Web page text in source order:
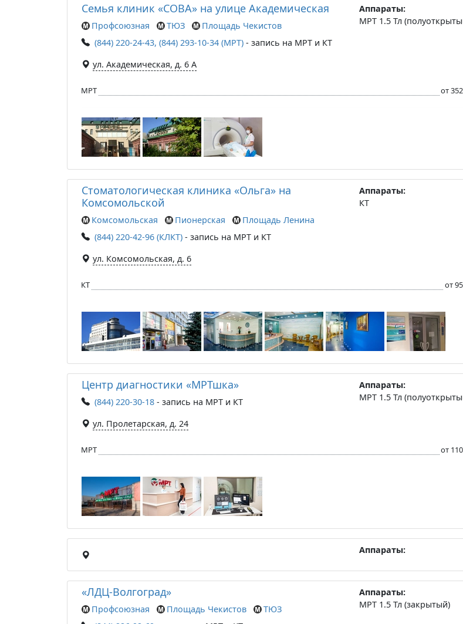
Семья клиник «СОВА» на улице Академическая
Профсоюзная ТЮЗ
Площадь Чекистов
(844) 220-24-43, (844) 293-10-34 (МРТ) - запись на МРТ и КТ
ул. Академическая, д. 6 А
Аппараты:
МРТ 1.5 Тл
МРТ от
Стоматологическая клиника «Ольга» на
Комсомольской
Комсомольская Пионерская
Площадь Ленина
(844) 220-42-96 (КЛКТ) - запись на МРТ и КТ
ул. Комсомольская, д. 6
Аппараты:
КТ
КТ от
Центр диагностики «МРТшка»
(844) 220-30-18 - запись на МРТ и КТ
ул. Пролетарская, д. 24
Аппараты:
МРТ 1.5 Тл
МРТ от
Аппараты:
«ЛДЦ-Волгоград»
Профсоюзная Площадь Чекистов
ТЮЗ
Аппараты:
МРТ 1.5 Тл (закрытый)